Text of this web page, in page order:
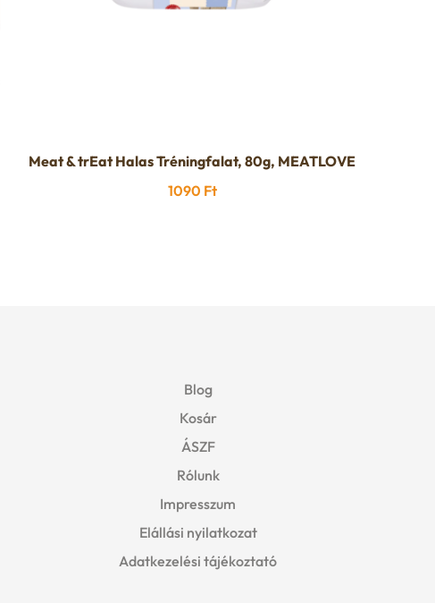
Meat & trEat Halas Tréningfalat, 80g, MEATLOVE
1090 Ft
Blog
Kosár
ÁSZF
Rólunk
Impresszum
Elállási nyilatkozat
Adatkezelési tájékoztató